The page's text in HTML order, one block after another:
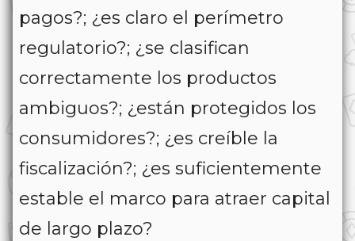
pagos?; ¿es claro el perímetro
regulatorio?; ¿se clasifican
correctamente los productos
ambiguos?; ¿están protegidos los
consumidores?; ¿es creíble la
fiscalización?; ¿es suficientemente
estable el marco para atraer capital
de largo plazo?